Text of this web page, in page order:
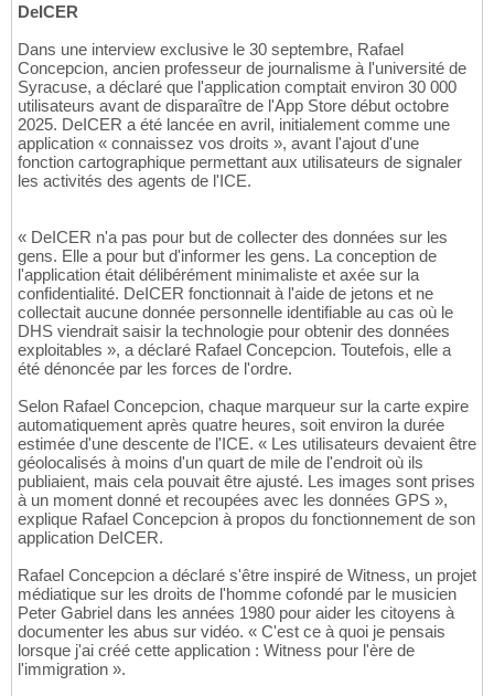
DeICER
Dans une interview exclusive le 30 septembre, Rafael
Concepcion, ancien professeur de journalisme à l'université de
Syracuse, a déclaré que l'application comptait environ 30 000
utilisateurs avant de disparaître de l'App Store début octobre
2025. DeICER a été lancée en avril, initialement comme une
application « connaissez vos droits », avant l'ajout d'une
fonction cartographique permettant aux utilisateurs de signaler
les activités des agents de l'ICE.
« DeICER n'a pas pour but de collecter des données sur les
gens. Elle a pour but d'informer les gens. La conception de
l'application était délibérément minimaliste et axée sur la
confidentialité. DeICER fonctionnait à l'aide de jetons et ne
collectait aucune donnée personnelle identifiable au cas où le
DHS viendrait saisir la technologie pour obtenir des données
exploitables », a déclaré Rafael Concepcion. Toutefois, elle a
été dénoncée par les forces de l'ordre.
Selon Rafael Concepcion, chaque marqueur sur la carte expire
automatiquement après quatre heures, soit environ la durée
estimée d'une descente de l'ICE. « Les utilisateurs devaient être
géolocalisés à moins d'un quart de mile de l'endroit où ils
publiaient, mais cela pouvait être ajusté. Les images sont prises
à un moment donné et recoupées avec les données GPS »,
explique Rafael Concepcion à propos du fonctionnement de son
application DeICER.
Rafael Concepcion a déclaré s'être inspiré de Witness, un projet
médiatique sur les droits de l'homme cofondé par le musicien
Peter Gabriel dans les années 1980 pour aider les citoyens à
documenter les abus sur vidéo. « C'est ce à quoi je pensais
lorsque j'ai créé cette application : Witness pour l'ère de
l'immigration ».